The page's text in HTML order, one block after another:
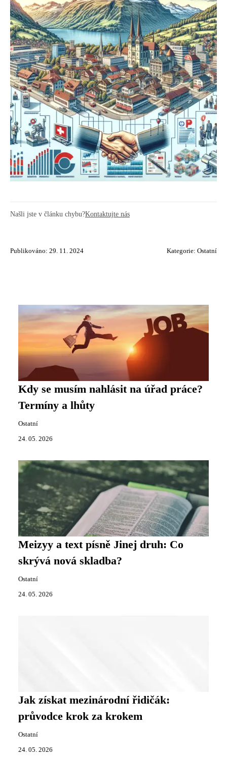
Našli jste v článku chybu?Kontaktujte nás
Publikováno: 29. 11. 2024 Kategorie: Ostatní
Kdy se musím nahlásit na úřad práce?
Termíny a lhůty
Ostatní
24. 05. 2026
Meizyy a text písně Jinej druh: Co
skrývá nová skladba?
Ostatní
24. 05. 2026
Jak získat mezinárodní řidičák:
průvodce krok za krokem
Ostatní
24. 05. 2026